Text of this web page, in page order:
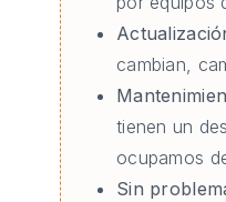
cambian,
tienen un
ocupamos
Sin